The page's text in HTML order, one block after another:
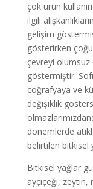
çok ürün
ilgili
gelişim
gösterirken
çevreyi olumsuz
göstermiştir.
coğrafyaya ve
değişiklik
dönemlerde
belirtilen bitkisel
Bitkisel yağlar
ayçiçeği, zeytin,